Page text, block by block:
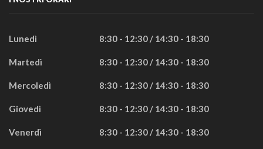
Lunedì 8:30 - 12:30 / 14:30 - 18:30
Martedì 8:30 - 12:30 / 14:30 - 18:30
Mercoledì 8:30 - 12:30 / 14:30 - 18:30
Giovedì 8:30 - 12:30 / 14:30 - 18:30
Venerdì 8:30 - 12:30 / 14:30 - 18:30